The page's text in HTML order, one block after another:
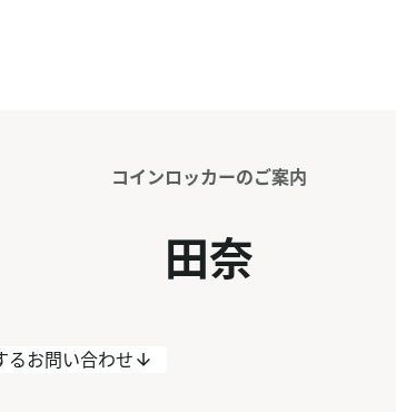
コインロッカーのご案内
田奈
るお問い合わせ